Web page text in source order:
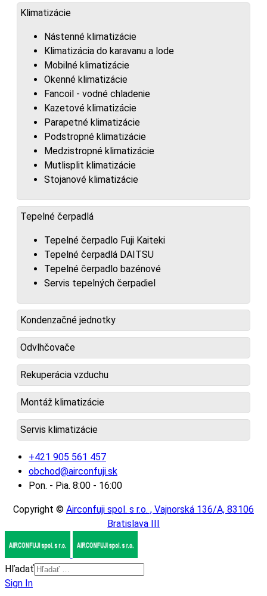
Klimatizácie
Nástenné klimatizácie
Klimatizácia do karavanu a lode
Mobilné klimatizácie
Okenné klimatizácie
Fancoil - vodné chladenie
Kazetové klimatizácie
Parapetné klimatizácie
Podstropné klimatizácie
Medzistropné klimatizácie
Mutlisplit klimatizácie
Stojanové klimatizácie
Tepelné čerpadlá
Tepelné čerpadlo Fuji Kaiteki
Tepelné čerpadlá DAITSU
Tepelné čerpadlo bazénové
Servis tepelných čerpadiel
Kondenzačné jednotky
Odvlhčovače
Rekuperácia vzduchu
Montáž klimatizácie
Servis klimatizácie
+421 905 561 457
obchod@airconfuji.sk
Pon. - Pia. 8:00 - 16:00
Copyright © Airconfuji spol. s r.o. , Vajnorská 136/A, 83106
Bratislava III
Hľadať
Sign In